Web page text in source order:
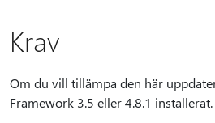
Krav
Om du vill tillämpa den här
Framework 3.5 eller 4.8.1 installerat.